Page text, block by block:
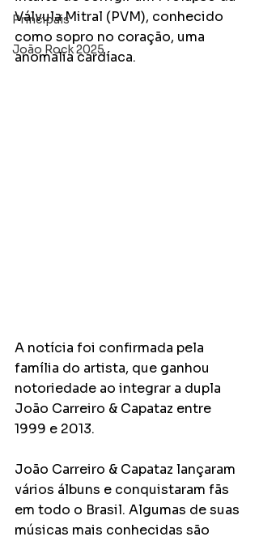
Principais
João Rock 2025
Válvula Mitral (PVM), conhecido
como sopro no coração, uma
anomalia cardíaca.
A notícia foi confirmada pela
família do artista, que ganhou
notoriedade ao integrar a dupla
João Carreiro & Capataz entre
1999 e 2013.
João Carreiro & Capataz lançaram
vários álbuns e conquistaram fãs
em todo o Brasil. Algumas de suas
músicas mais conhecidas são